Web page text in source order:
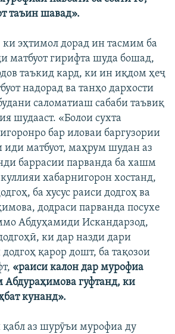
таъин шавад».
эҳтимол дорад ин тасмим ба
матбуот гирифта шуда бошад,
таъкид кард, ки ин иқдом ҳеҷ
надорад ва танҳо дархости
саломатиаш сабаби таъвиқ
шудааст. «Болои сухта
бар иловаи баргузории
иди матбуот, маҳрум шудан аз
баррасии парванда ба хашм
хабарнигорон хостанд,
ба хусус раиси додгоҳ ва
додраси парванда посухе
Абдуҳамиди Искандарзод,
ки дар назди дари
қарор дошт, ба тақозои
«раиси калон дар мурофиа
Абдураҳимова гуфтанд, ки
кунанд».
қабл аз шурӯъи мурофиа ду